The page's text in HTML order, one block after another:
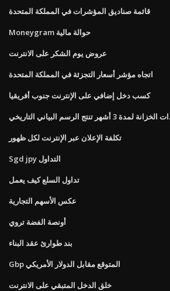
قائمة صناديق المؤشرات في المملكة المتحدة
Moneygram حوالة مالية
عروض يوم الشكر على الانترنت
اتجاه مؤشر أسعار التجزئة في المملكة المتحدة
كسب دخل إضافي على الإنترنت جنوب أفريقيا
3 أشهر تنتج الرسم البياني التاريخي
تكلفة الإعلان عبر الإنترنت لكل ظهور
Sgd jpy التداول
تداول السلع كيف يعمل
عكس الأسهم التجارية
أونصة الفضة تروي
بند طوارئ عقد البناء
Gbp المتوقع مقابل الدولار الأمريكي
خلق الدخل المتبقي على الانترنت